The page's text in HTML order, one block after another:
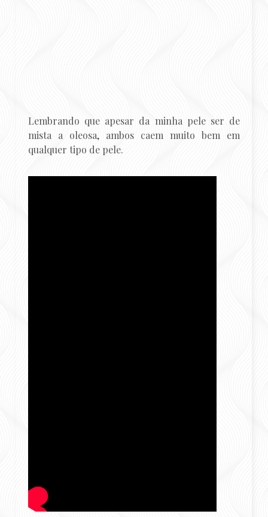
Lembrando que apesar da minha pele ser de
mista a oleosa, ambos caem muito bem em
qualquer tipo de pele.